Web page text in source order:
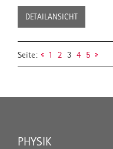
DETAILANSICHT
Seite: 1 2 3 4 5
PHYSIK